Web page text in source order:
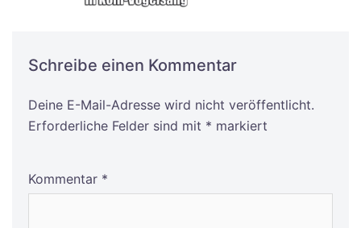
Schreibe einen Kommentar
Deine E-Mail-Adresse wird nicht veröffentlicht.
Erforderliche Felder sind mit * markiert
Kommentar *
Alternative: